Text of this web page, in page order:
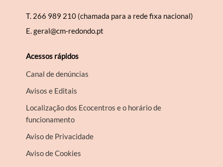
T. 266 989 210 (chamada para a rede fixa nacional)
E.geral@cm-redondo.pt
Acessos rápidos
Canal de denúncias
Avisos e Editais
Localização dos Ecocentros e o horário de
funcionamento
Aviso de Privacidade
Aviso de Cookies